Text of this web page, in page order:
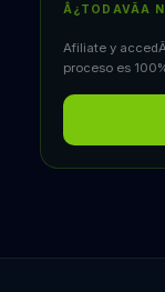
Â¿TODAVÃ­A
Afiliate y
proceso es